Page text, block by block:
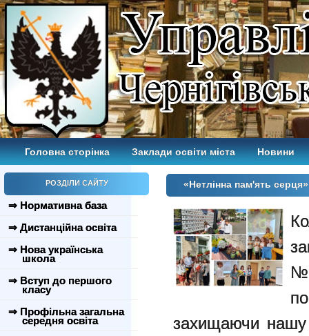
Головна сторінка Заклади освіти міста Новини
РОЗДІЛИ САЙТУ
⇒ Нормативна база
⇒ Дистанційна освіта
⇒ Нова українська
школа
⇒ Вступ до першого
класу
⇒ Профільна загальна
середня освіта
«Нетлінна пам'ять серця»
захищаючи нашу